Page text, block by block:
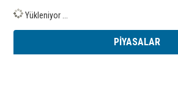
Yükleniyor ...
PİYASALAR